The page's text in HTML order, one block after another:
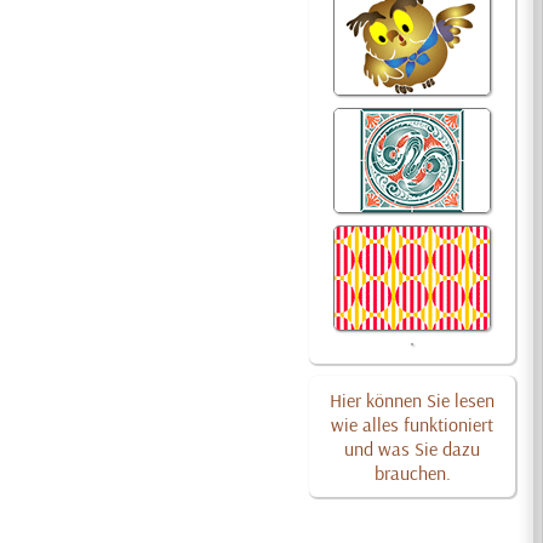
Hier können Sie lesen
wie alles funktioniert
und was Sie dazu
brauchen.